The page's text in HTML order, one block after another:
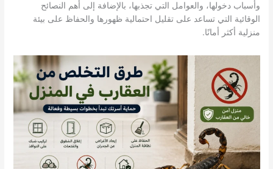
وأسباب دخولها، والعوامل التي تجذبها، بالإضافة إلى أهم النصائح
الوقائية التي تساعد على تقليل احتمالية ظهورها والحفاظ على بيئة
منزلية أكثر أمانًا.